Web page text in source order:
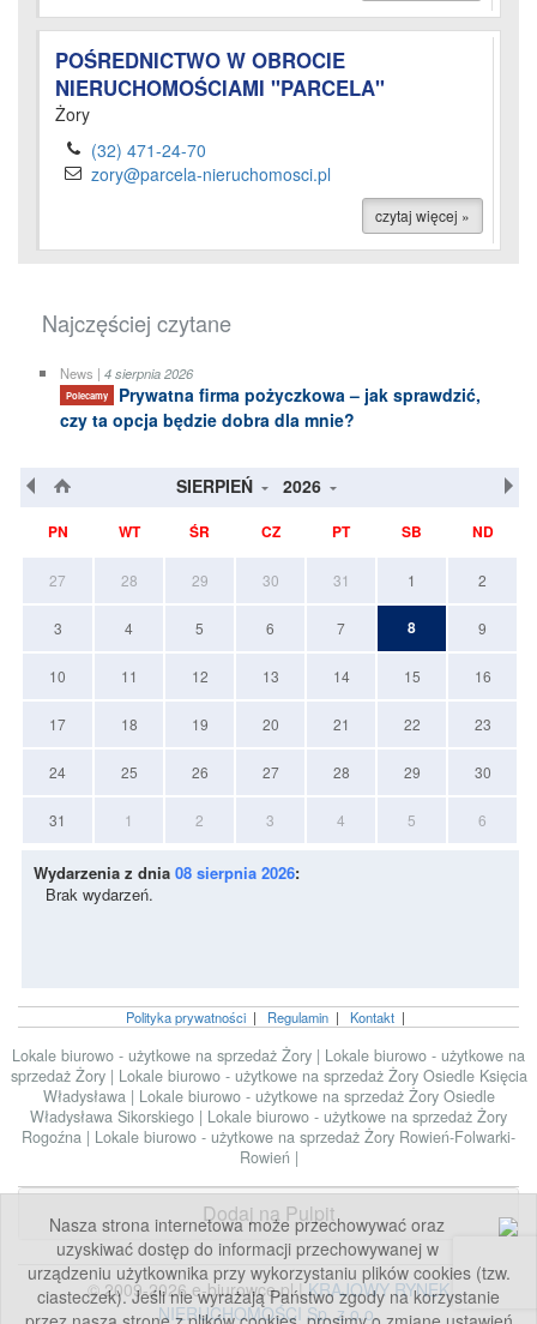
Nasza strona internetowa może przechowywać oraz
uzyskiwać dostęp do informacji przechowywanej w
urządzeniu użytkownika przy wykorzystaniu plików cookies (tzw.
ciasteczek). Jeśli nie wyrażają Państwo zgody na korzystanie
POŚREDNICTWO W OBROCIE
NIERUCHOMOŚCIAMI "PARCELA"
Żory
(32) 471-24-70
zory@parcela-nieruchomosci.pl
czytaj więcej »
Najczęściej czytane
News | 4 sierpnia 2026
Polecamy
Prywatna firma pożyczkowa – jak sprawdzić,
czy ta opcja będzie dobra dla mnie?
SIERPIEŃ 2026
PN WT ŚR CZ PT SB ND
27 28 29 30 31 1 2
3 4 5 6 7 8 9
10 11 12 13 14 15 16
17 18 19 20 21 22 23
24 25 26 27 28 29 30
31 1 2 3 4 5 6
Wydarzenia z dnia 08 sierpnia 2026:
Brak wydarzeń.
Polityka prywatności| Regulamin| Kontakt|
Lokale biurowo - użytkowe na sprzedaż Żory | Lokale biurowo - użytkowe na
sprzedaż Żory| Lokale biurowo - użytkowe na sprzedaż Żory Osiedle Księcia
Władysława | Lokale biurowo - użytkowe na sprzedaż Żory Osiedle
Władysława Sikorskiego | Lokale biurowo - użytkowe na sprzedaż Żory
Rogoźna | Lokale biurowo - użytkowe na sprzedaż Żory Rowień-Folwarki-
Rowień |
Dodaj na Pulpit
© 2009-2026 e-biurowce.pl |KRAJOWY RYNEK
NIERUCHOMOŚCI Sp. z o.o.